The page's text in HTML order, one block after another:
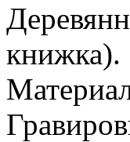
книжка).